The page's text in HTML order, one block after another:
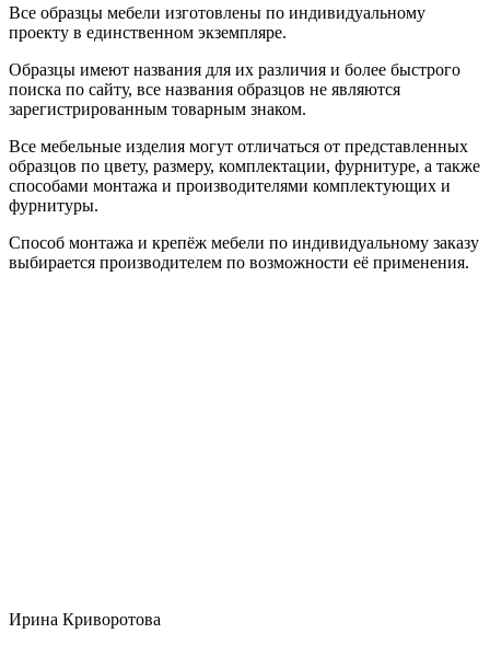
Все образцы мебели изготовлены по индивидуальному
проекту в единственном экземпляре.
Образцы имеют названия для их различия и более быстрого
поиска по сайту, все названия образцов не являются
зарегистрированным товарным знаком.
Все мебельные изделия могут отличаться от представленных
образцов по цвету, размеру, комплектации, фурнитуре, а также
способами монтажа и производителями комплектующих и
фурнитуры.
Способ монтажа и крепёж мебели по индивидуальному заказу
выбирается производителем по возможности её применения.
Ирина Криворотова